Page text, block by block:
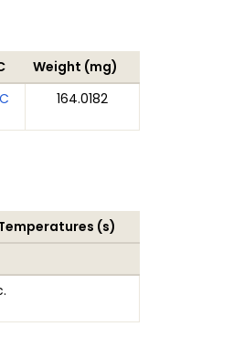
Weight (mg)
164.0182
(s)